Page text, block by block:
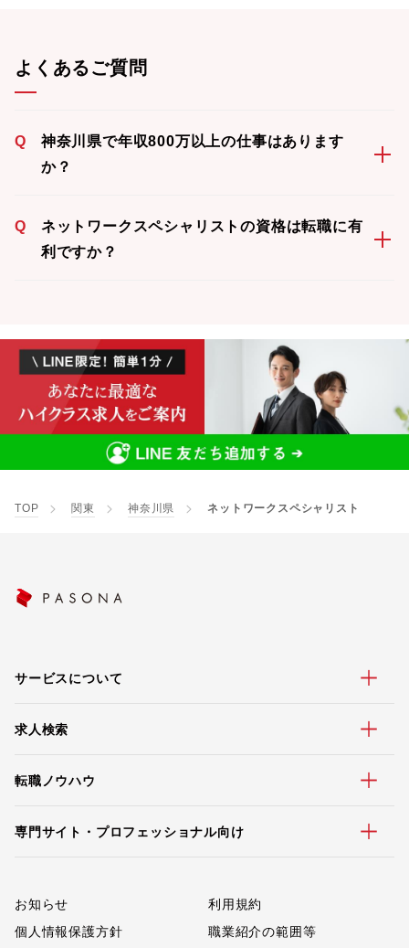
よくあるご質問
Q
神奈川県で年収800万以上の仕事はあります
か？
Q
ネットワークスペシャリストの資格は転職に有
利ですか？
TOP 関東 神奈川県 ネットワークスペシャリスト
サービスについて
求人検索
転職ノウハウ
専門サイト・プロフェッショナル向け
お知らせ
利用規約
個人情報保護方針
職業紹介の範囲等